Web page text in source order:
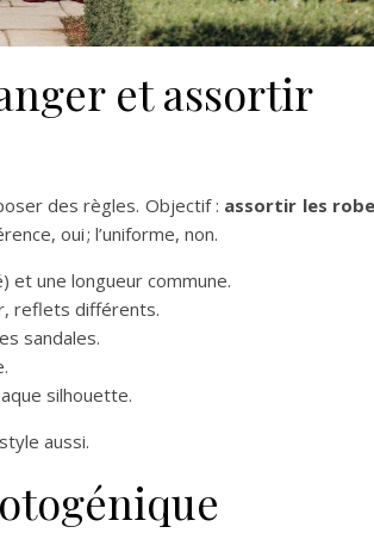
et assortir
des règles. Objectif : assortir les
oui ; l’uniforme, non.
et une longueur commune.
reflets différents.
sandales.
silhouette.
aussi.